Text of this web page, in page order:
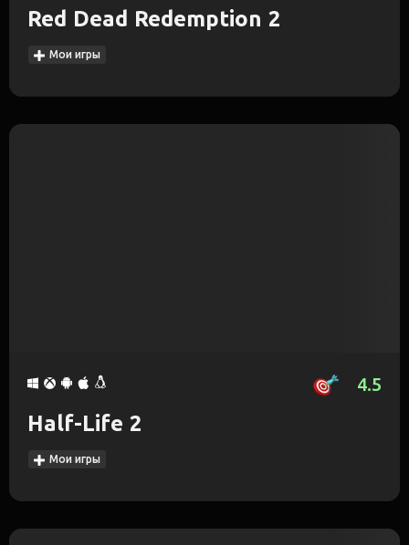
Red Dead Redemption 2
Мои игры
4.5
Half-Life 2
Мои игры